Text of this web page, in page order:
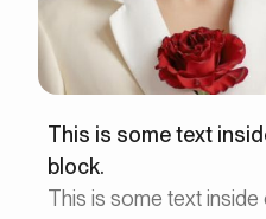
This is some text
block.
This is some text inside